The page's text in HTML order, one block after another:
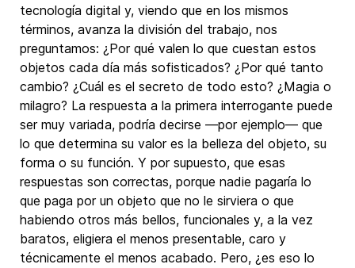
tecnología digital y, viendo que en los mismos
términos, avanza la división del trabajo, nos
preguntamos: ¿Por qué valen lo que cuestan estos
objetos cada día más sofisticados? ¿Por qué tanto
cambio? ¿Cuál es el secreto de todo esto? ¿Magia o
milagro? La respuesta a la primera interrogante puede
ser muy variada, podría decirse —por ejemplo— que
lo que determina su valor es la belleza del objeto, su
forma o su función. Y por supuesto, que esas
respuestas son correctas, porque nadie pagaría lo
que paga por un objeto que no le sirviera o que
habiendo otros más bellos, funcionales y, a la vez
baratos, eligiera el menos presentable, caro y
técnicamente el menos acabado. Pero, ¿es eso lo